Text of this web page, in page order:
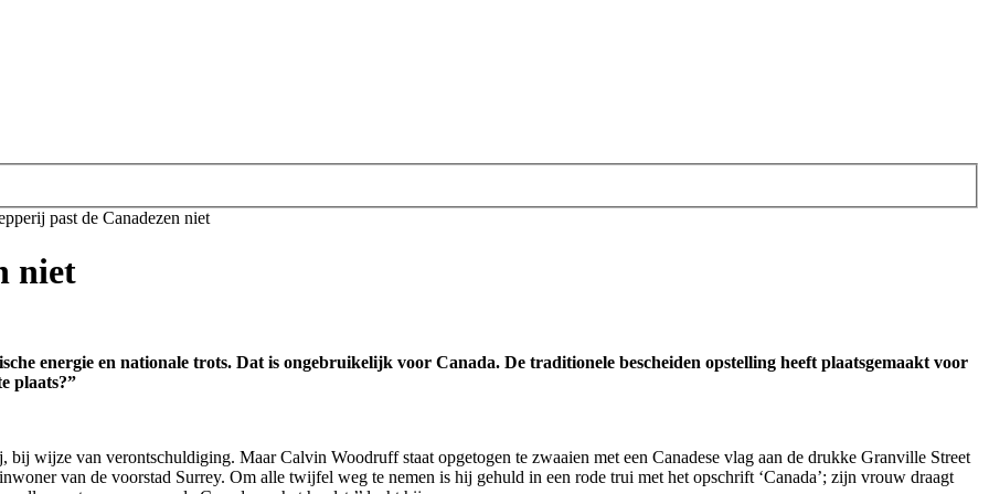
past de Canadezen niet
niet
energie en nationale trots. Dat is ongebruikelijk voor Canada. De traditionele bescheiden opstelling heeft plaatsgemaakt voor
plaats?”
wijze van verontschuldiging. Maar Calvin Woodruff staat opgetogen te zwaaien met een Canadese vlag aan de drukke Granville Street
van de voorstad Surrey. Om alle twijfel weg te nemen is hij gehuld in een rode trui met het opschrift ‘Canada’; zijn vrouw draagt